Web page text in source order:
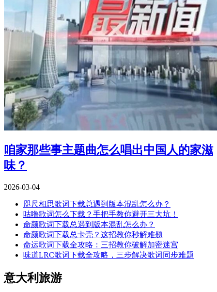
咱家那些事主题曲怎么唱出中国人的家滋
味？
2026-03-04
咫尺相思歌词下载总遇到版本混乱怎么办？
咕噜歌词怎么下载？手把手教你避开三大坑！
命颜歌词下载总遇到版本混乱怎么办？
命颜歌词下载总卡壳？这招教你秒解难题
命运歌词下载全攻略：三招教你破解加密迷宫
味道LRC歌词下载全攻略，三步解决歌词同步难题
意大利旅游